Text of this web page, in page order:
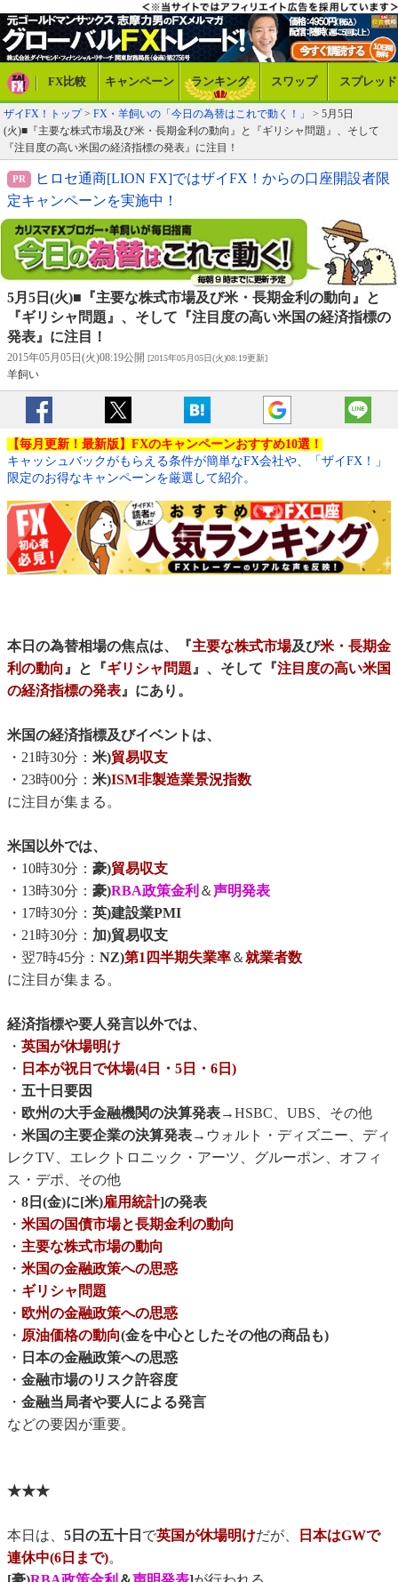
FX比較 キャンペーン ランキング スワップ スプレッド
ザイFX！トップ> FX・羊飼いの「今日の為替はこれで動く！」
> 5月5日
(火)■『主要な株式市場及び米・長期金利の動向』と『ギリシャ問題』、そして
『注目度の高い米国の経済指標の発表』に注目！
ヒロセ通商[LION FX]ではザイFX！からの口座開設者限
定キャンペーンを実施中！
5月5日(火)■『主要な株式市場及び米・長期金利の動向』と
『ギリシャ問題』、そして『注目度の高い米国の経済指標の
発表』に注目！
2015年05月05日(火)08:19公開 [2015年05月05日(火)08:19更新]
羊飼い
【毎月更新！最新版】FXのキャンペーンおすすめ10選！
キャッシュバックがもらえる条件が簡単なFX会社や、「ザイFX！」
限定のお得なキャンペーンを厳選して紹介。
本日の為替相場の焦点は、『主要な株式市場及び米・長期金
利の動向』と『ギリシャ問題』、そして『注目度の高い米国
の経済指標の発表』にあり。
米国の経済指標及びイベントは、
・21時30分： 米)貿易収支
・23時00分： 米)ISM非製造業景況指数
に注目が集まる。
米国以外では、
・10時30分： 豪)貿易収支
・13時30分： 豪)RBA政策金利 ＆声明発表
・17時30分： 英)建設業PMI
・21時30分： 加)貿易収支
・翌7時45分： NZ)第1四半期失業率＆就業者数
に注目が集まる。
経済指標や要人発言以外では、
・ 英国が休場明け
・ 日本が祝日で休場(4日・5日・6日)
・ 五十日要因
・ 欧州の大手金融機関の決算発表→HSBC、UBS、その他
・ 米国の主要企業の決算発表→ウォルト・ディズニー、ディ
レクTV、エレクトロニック・アーツ、グルーポン、オフィ
ス・デポ、その他
・ 8日(金)に[米)雇用統計]の発表
・ 米国の国債市場と長期金利の動向
・ 主要な株式市場の動向
・ 米国の金融政策への思惑
・ ギリシャ問題
・ 欧州の金融政策への思惑
・ 原油価格の動向(金を中心としたその他の商品も)
・ 日本の金融政策への思惑
・ 金融市場のリスク許容度
・ 金融当局者や要人による発言
などの要因が重要。
★★★
本日は、 5日の五十日 で英国が休場明けだが、
日本はGWで
連休中(6日まで)。